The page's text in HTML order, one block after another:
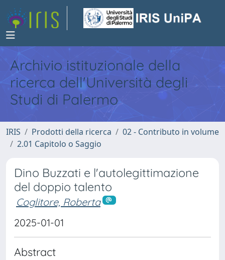
Archivio istituzionale della
ricerca dell'Università degli
Studi di Palermo
IRIS Prodotti della ricerca
02 - Contributo in volume
2.01 Capitolo o Saggio
Dino Buzzati e l'autolegittimazione
del doppio talento
Coglitore, Roberta
2025-01-01
Abstract